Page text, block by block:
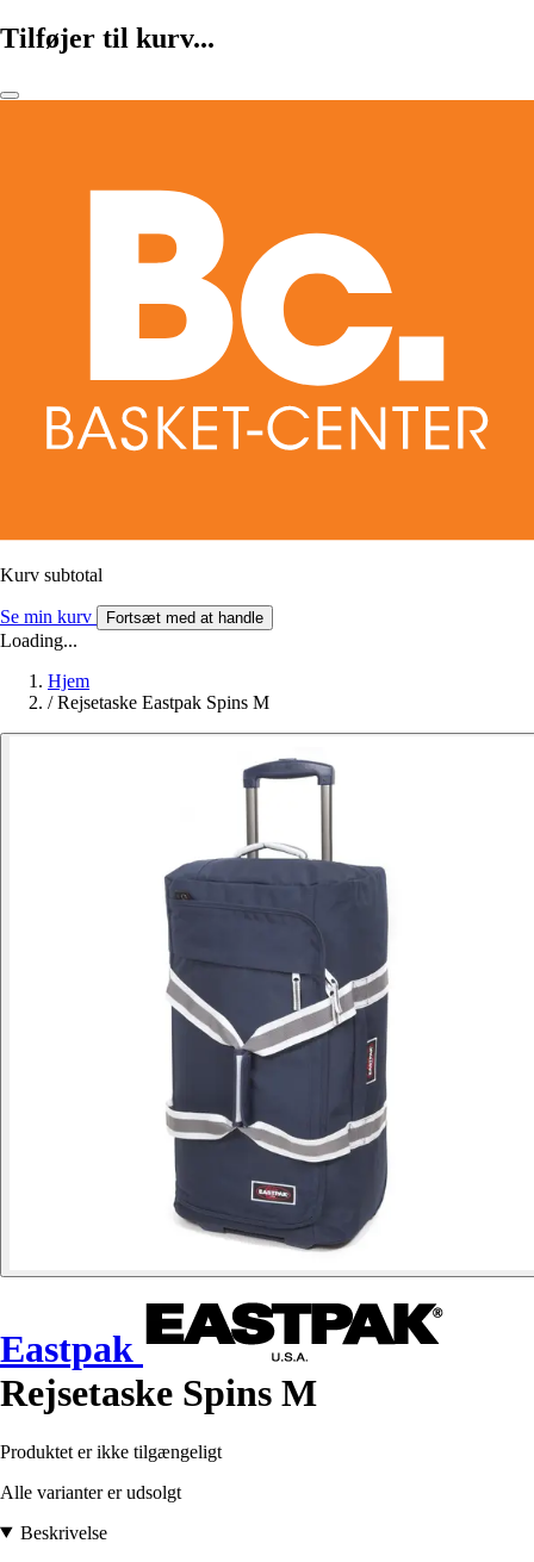
Tilføjer til kurv...
Kurv subtotal
Se min kurv Fortsæt med at handle
Loading...
Hjem
/ Rejsetaske Eastpak Spins M
Eastpak
Rejsetaske Spins M
Produktet er ikke tilgængeligt
Alle varianter er udsolgt
Beskrivelse